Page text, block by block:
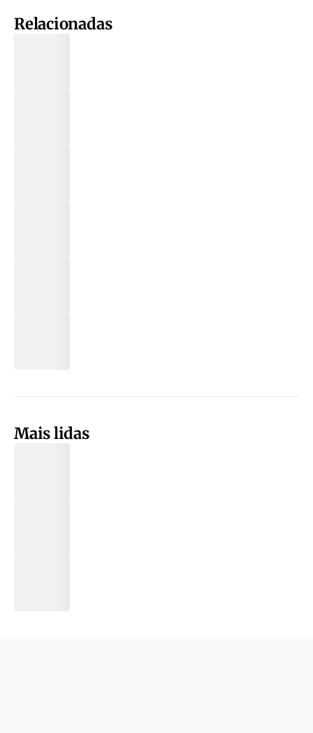
Relacionadas
Mais lidas